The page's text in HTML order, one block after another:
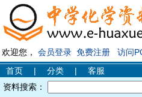
欢迎您， 会员登录 免费注册
访问
首页
| 分类 |
客服
资料搜索：